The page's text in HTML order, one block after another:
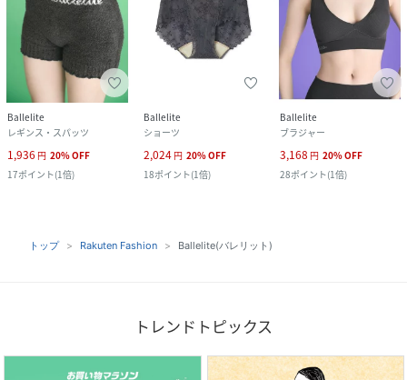
Ballelite
レギンス・スパッツ
1,936 円 20%OFF
17ポイント(1倍)
Ballelite
ショーツ
2,024 円 20%OFF
18ポイント(1倍)
Ballelite
ブラジャー
3,168 円 20%OFF
28ポイント(1倍)
トップ Rakuten Fashion Ballelite(バレリット)
トレンドトピックス